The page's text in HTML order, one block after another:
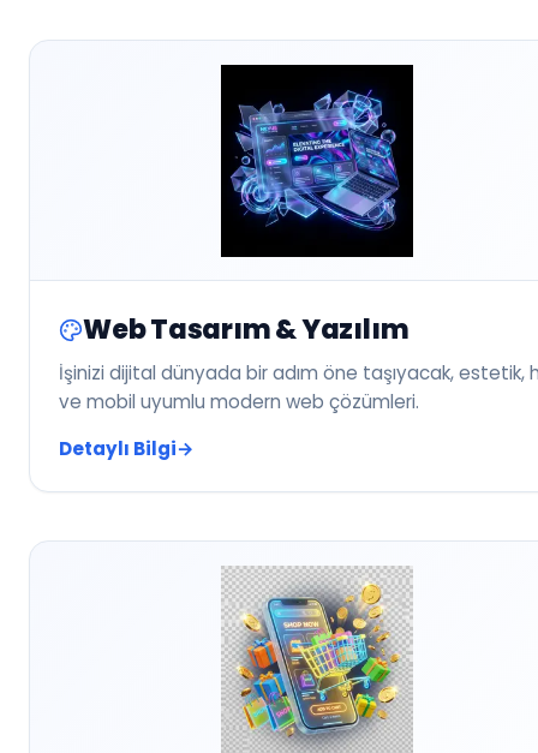
Web Tasarım & Yazılım
İşinizi dijital dünyada bir adım öne taşıyacak, estetik,
ve mobil uyumlu modern web çözümleri.
Detaylı Bilgi→